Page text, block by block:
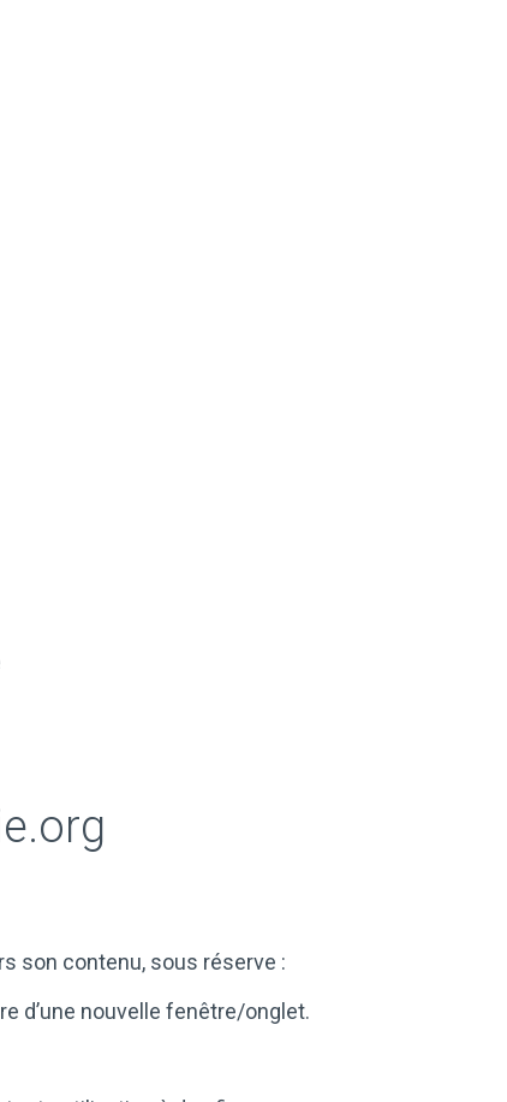
son contenu, sous réserve :
d’une nouvelle fenêtre/onglet.